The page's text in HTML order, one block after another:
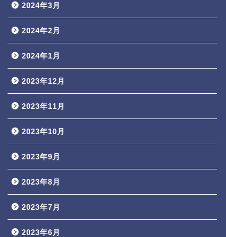
2024年3月
2024年2月
2024年1月
2023年12月
2023年11月
2023年10月
2023年9月
2023年8月
2023年7月
2023年6月